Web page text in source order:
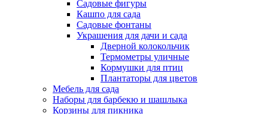
Садовые фигуры
Кашпо для сада
Садовые фонтаны
Украшения для дачи и сада
Дверной колокольчик
Термометры уличные
Кормушки для птиц
Плантаторы для цветов
Мебель для сада
Наборы для барбекю и шашлыка
Корзины для пикника